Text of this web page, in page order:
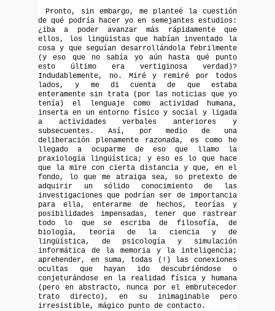
Pronto, sin embargo, me planteé la cuestión
de qué podría hacer yo en semejantes estudios:
¿iba a poder avanzar más rápidamente que
ellos, los lingüistas que habían inventado la
cosa y que seguían desarrollándola febrilmente
(y eso que no sabía yo aún hasta qué punto
esto último era vertiginosa verdad)?
Indudablemente, no. Miré y remiré por todos
lados, y me di cuenta de que estaba
enteramente sin trata (por las noticias que yo
tenía) el lenguaje como actividad humana,
inserta en un entorno físico y social y ligada
a actividades verbales anteriores y
subsecuentes. Así, por medio de una
deliberación plenamente razonada, es como he
llegado a ocuparme de eso que llamo la
praxiología lingüística; y eso es lo que hace
que la mire con cierta distancia y que, en el
fondo, lo que me atraiga sea, so pretexto de
adquirir un sólido conocimiento de las
investigaciones que podrían ser de importancia
para ella, enterarme de hechos, teorías y
posibilidades impensadas, tener que rastrear
todo lo que se escriba de filosofía, de
biología, teoría de la ciencia y de
lingüística, de psicología y simulación
informática de la memoria y la inteligencia;
aprehender, en suma, todas (!) las conexiones
ocultas que hayan ido descubriéndose o
conjeturándose en la realidad física y humana
(pero en abstracto, nunca por el embrutecedor
trato directo), en su inimaginable pero
irresistible, mágico punto de contacto.